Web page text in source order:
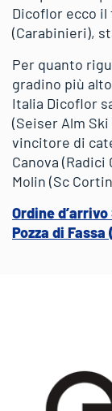
Dicoflor ecco il
(Carabinieri),
Per quanto
gradino più
Italia Dicoflor
(Seiser Alm
vincitore di
Canova
Molin (Sc
Ordine
Pozza di Fassa